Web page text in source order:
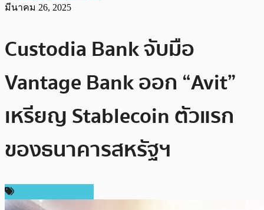
มีนาคม 26, 2025
Custodia Bank จับมือ
Vantage Bank ออก “Avit”
เหรียญ Stablecoin ตัวแรก
ของธนาคารสหรัฐฯ